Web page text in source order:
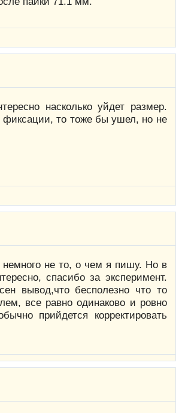
насколько уйдет размер.
то тоже бы ушел, но не
немного не то, о чем я пишу. Но в
спасибо за эксперимент.
вывод,что бесполезно что то
все равно одинаково и ровно
прийдется корректировать